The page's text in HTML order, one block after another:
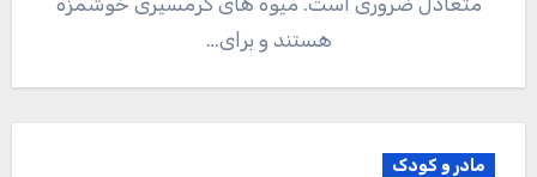
هستند و برای…
مادر و کودک